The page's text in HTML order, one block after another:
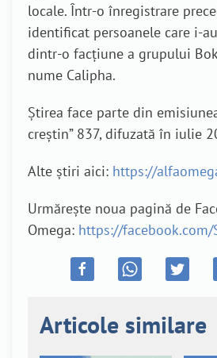
locale. Într-o înregistrare
identificat persoanele care i-
dintr-o facțiune a grupului
nume Calipha.
Știrea face parte din
creștin” 837, difuzată în iulie
Alte știri aici: https://
Urmărește noua pagină de
Omega: https://
Articole similare